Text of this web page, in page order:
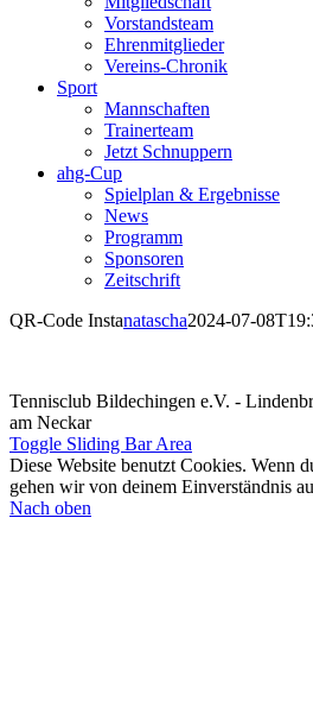
Vorstandsteam
Ehrenmitglieder
Vereins-Chronik
Sport
Mannschaften
Trainerteam
Jetzt Schnuppern
ahg-Cup
Spielplan & Ergebnisse
News
Programm
Sponsoren
Zeitschrift
QR-Code Instanatascha2024-07-
Tennisclub Bildechingen e.V. -
am Neckar
Toggle Sliding Bar Area
Diese Website benutzt Cookies. Wenn
gehen wir von deinem Einverständnis
Nach oben